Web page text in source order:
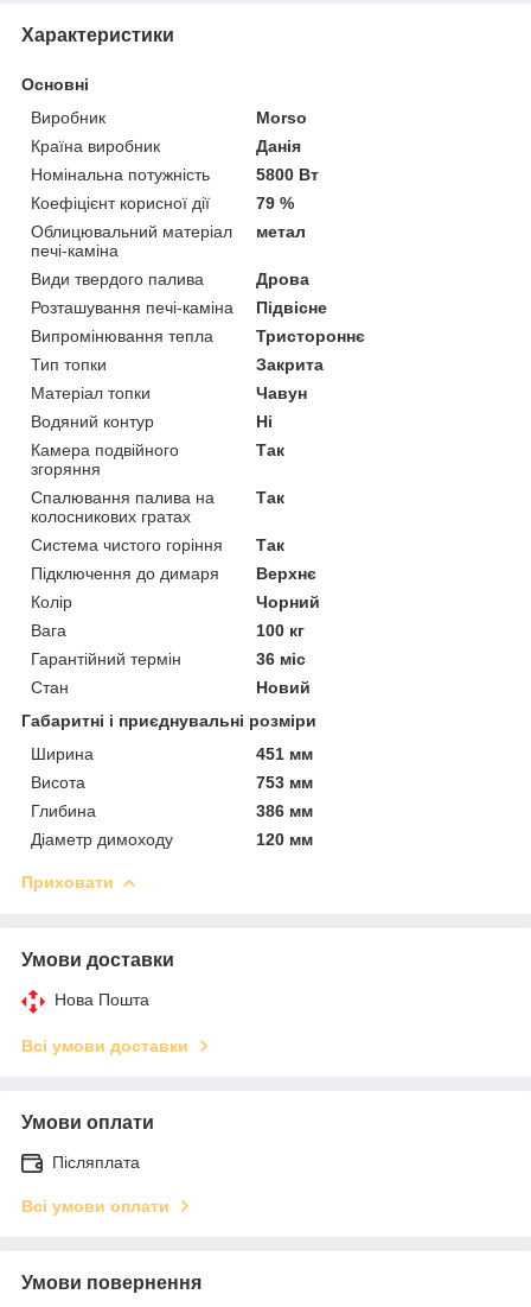
Характеристики
Основні
Виробник
Morso
Країна виробник
Данія
Номінальна потужність
5800 Вт
Коефіцієнт корисної дії
79 %
Облицювальний матеріал
печі-каміна
метал
Види твердого палива
Дрова
Розташування печі-каміна
Підвісне
Випромінювання тепла
Тристороннє
Тип топки
Закрита
Матеріал топки
Чавун
Водяний контур
Ні
Камера подвійного
згоряння
Так
Спалювання палива на
колосникових гратах
Так
Система чистого горіння
Так
Підключення до димаря
Верхнє
Колір
Чорний
Вага
100 кг
Гарантійний термін
36 міс
Стан
Новий
Габаритні і приєднувальні розміри
Ширина
451 мм
Висота
753 мм
Глибина
386 мм
Діаметр димоходу
120 мм
Приховати
Умови доставки
Нова Пошта
Всі умови доставки
Умови оплати
Післяплата
Всі умови оплати
Умови повернення